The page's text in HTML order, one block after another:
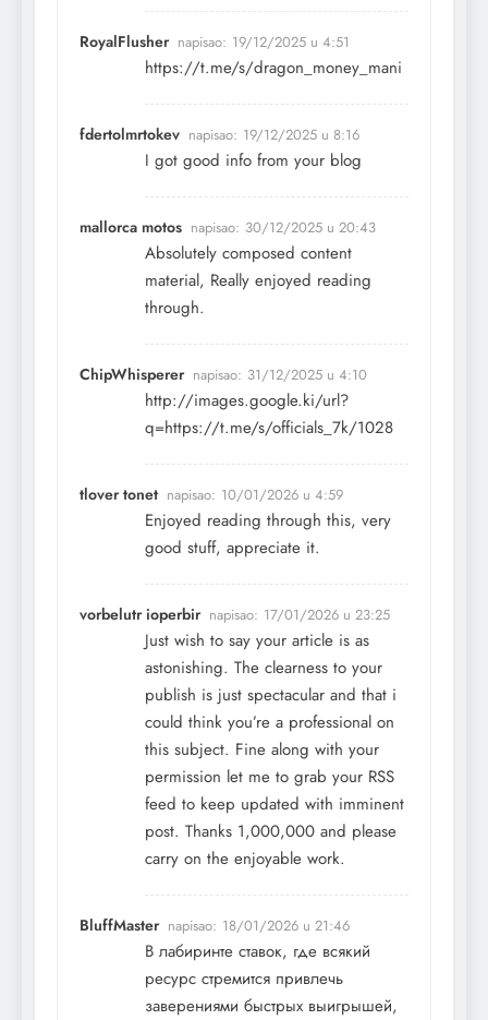
RoyalFlusher napisao: 19/12/2025 u 4:51
https://t.me/s/dragon_money_mani
fdertolmrtokev napisao: 19/12/2025 u 8:16
I got good info from your blog
mallorca motos napisao: 30/12/2025 u 20:43
Absolutely composed content
material, Really enjoyed reading
through.
ChipWhisperer napisao: 31/12/2025 u 4:10
http://images.google.ki/url?
q=https://t.me/s/officials_7k/1028
tlover tonet napisao: 10/01/2026 u 4:59
Enjoyed reading through this, very
good stuff, appreciate it.
vorbelutr ioperbir napisao: 17/01/2026 u 23:25
Just wish to say your article is as
astonishing. The clearness to your
publish is just spectacular and that i
could think you’re a professional on
this subject. Fine along with your
permission let me to grab your RSS
feed to keep updated with imminent
post. Thanks 1,000,000 and please
carry on the enjoyable work.
BluffMaster napisao: 18/01/2026 u 21:46
В лабиринте ставок, где всякий
ресурс стремится привлечь
заверениями быстрых выигрышей,